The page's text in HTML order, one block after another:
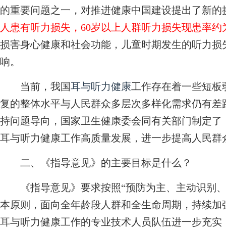
的重要问题之一，对推进健康中国建设提出了新
人患有听力损失，60岁以上人群听力损失现患率约
损害身心健康和社会功能，儿童时期发生的听力
响。
当前，我国耳与听力健康工作存在着一些短
复的整体水平与人民群众多层次多样化需求仍有
持问题导向，国家卫生健康委会同有关部门制定
耳与听力健康工作高质量发展，进一步提高人民
二、《指导意见》的主要目标是什么？
《指导意见》要求按照“预防为主、主动识别、
本原则，面向全年龄段人群和全生命周期，持续
耳与听力健康工作的专业技术人员队伍进一步充